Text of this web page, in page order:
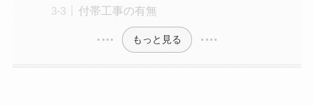
付帯工事の有無
もっと見る